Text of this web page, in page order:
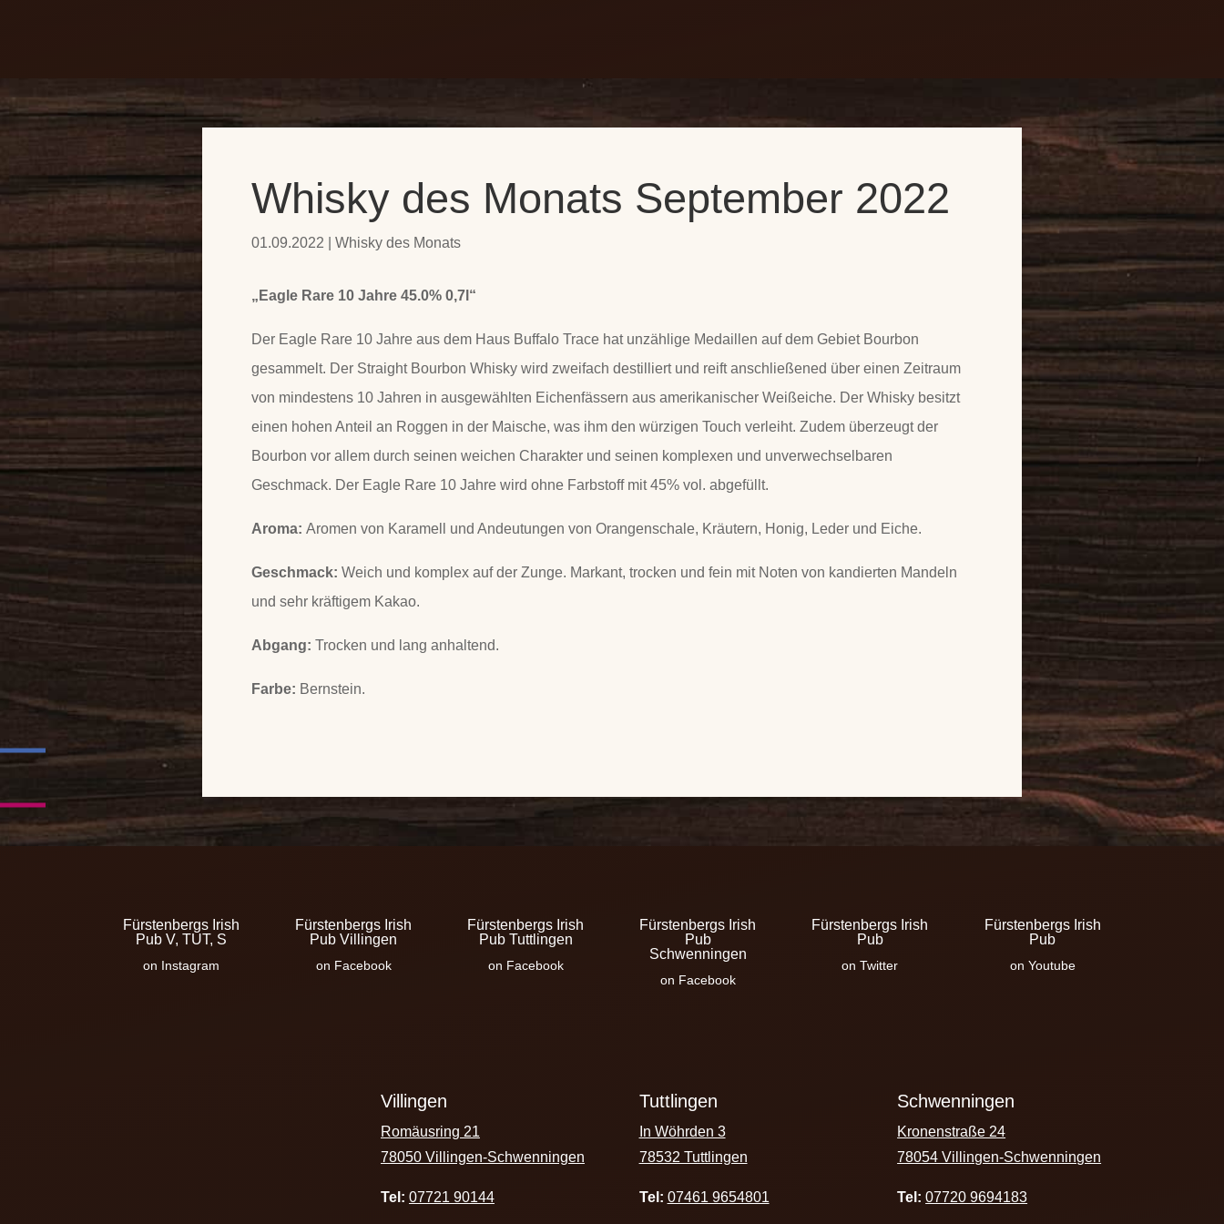
Whisky des Monats September 2022
01.09.2022 Whisky des Monats
„Eagle Rare 10 Jahre 45.0% 0,7l“
Der Eagle Rare 10 Jahre aus dem Haus Buffalo Trace hat unzählige Medaillen auf dem Gebiet Bourbon
gesammelt. Der Straight Bourbon Whisky wird zweifach destilliert und reift anschließened über einen Zeitraum
von mindestens 10 Jahren in ausgewählten Eichenfässern aus amerikanischer Weißeiche. Der Whisky besitzt
einen hohen Anteil an Roggen in der Maische, was ihm den würzigen Touch verleiht. Zudem überzeugt der
Bourbon vor allem durch seinen weichen Charakter und seinen komplexen und unverwechselbaren
Geschmack. Der Eagle Rare 10 Jahre wird ohne Farbstoff mit 45% vol. abgefüllt.
Aroma: Aromen von Karamell und Andeutungen von Orangenschale, Kräutern, Honig, Leder und Eiche.
Geschmack: Weich und komplex auf der Zunge. Markant, trocken und fein mit Noten von kandierten Mandeln
und sehr kräftigem Kakao.
Abgang: Trocken und lang anhaltend.
Farbe: Bernstein.
Fürstenbergs Irish
Pub V, TUT, S
on Instagram
Fürstenbergs Irish
Pub Villingen
on Facebook
Fürstenbergs Irish
Pub Tuttlingen
on Facebook
Fürstenbergs Irish
Pub
Schwenningen
on Facebook
Fürstenbergs Irish
Pub
on Twitter
Fürstenbergs Irish
Pub
on Youtube
Villingen
Romäusring 21
78050 Villingen-Schwenningen
Tel: 07721 90144
Tuttlingen
In Wöhrden 3
78532 Tuttlingen
Tel: 07461 9654801
Schwenningen
Kronenstraße 24
78054 Villingen-Schwenningen
Tel: 07720 9694183